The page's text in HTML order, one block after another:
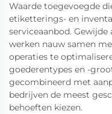
Waarde toegevoegde
etiketterings- en
serviceaanbod.
werken nauw samen
operaties te
goederentypes en -
gecombineerd met
bedrijven de meest
behoeften kiezen.